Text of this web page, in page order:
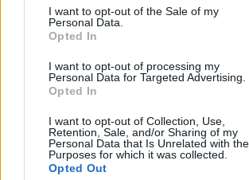
I want to opt-out of the Sale of my
Personal Data.
Opted In
I want to opt-out of processing my
Personal Data for Targeted Advertising.
Opted In
I want to opt-out of Collection, Use,
Retention, Sale, and/or Sharing of my
Personal Data that Is Unrelated with the
Purposes for which it was collected.
Opted Out
jelentkezésPénteken...
KEDVES OLVASÓNK!
A keresett cikk a portfolio.hu
regisztrációhoz kötött.
Az előfizetés a következőket